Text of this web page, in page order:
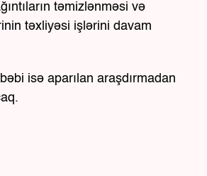
təmizlənməsi və
təxliyəsi işlərini davam
isə aparılan araşdırmadan